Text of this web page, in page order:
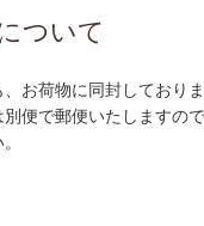
ついて
お荷物に同封しており
便で郵便いたしますの